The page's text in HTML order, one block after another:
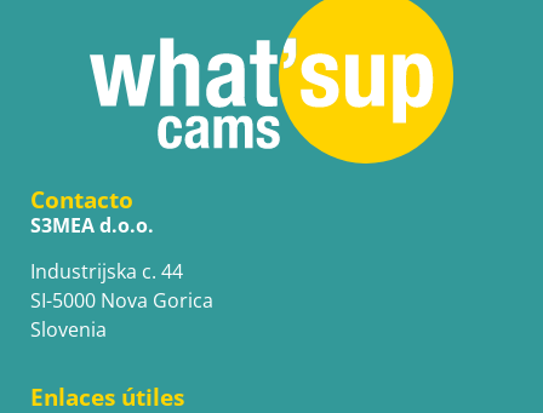
Contacto
S3MEA d.o.o.
Industrijska c. 44
SI-5000 Nova Gorica
Slovenia
Enlaces útiles